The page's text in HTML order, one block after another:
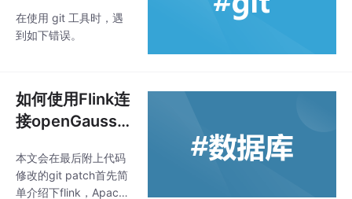
是在之前的鲲鹏竞赛中
才了解到这款数据库。o
应用于数据库领域多年
经验的基础上,结合企业
级场景要求,推出的新一
在使用 git 工具时，遇
到如下错误。
如何使用Flink连
接openGauss
dc-connecto
r）
本文会在最后附上代码
修改的git patch首先简
单介绍下flink，Apache